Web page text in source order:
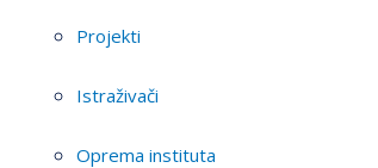
Projekti
Istraživači
Oprema instituta